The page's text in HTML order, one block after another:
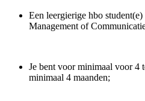
Een leergierige hbo
Management of
Je bent voor minimaal voor 4
minimaal 4 maanden;